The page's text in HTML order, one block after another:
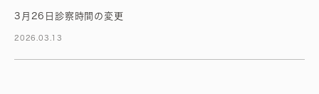
3月26日診察時間の変更
2026.03.13